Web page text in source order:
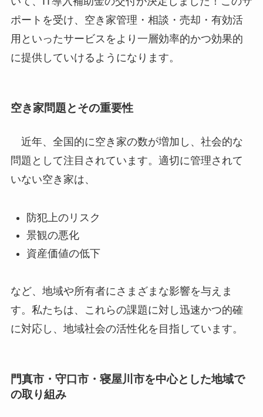
ポートを受け、空き家管理・相談・売却・有効活
用といったサービスをより一層効率的かつ効果的
に提供していけるようになります。
空き家問題とその重要性
近年、全国的に空き家の数が増加し、社会的な
問題として注目されています。適切に管理されて
いない空き家は、
防犯上のリスク
景観の悪化
資産価値の低下
など、地域や所有者にさまざまな影響を与えま
す。私たちは、これらの課題に対し迅速かつ的確
に対応し、地域社会の活性化を目指しています。
門真市・守口市・寝屋川市を中心とした地域で
の取り組み